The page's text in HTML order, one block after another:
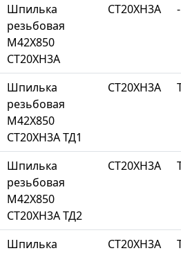
Шпилька
резьбовая
М42Х850
СТ20ХН3А
СТ20ХН3А -
Шпилька
резьбовая
М42Х850
СТ20ХН3А ТД1
СТ20ХН3А
Шпилька
резьбовая
М42Х850
СТ20ХН3А ТД2
СТ20ХН3А
Шпилька
СТ20ХН3А